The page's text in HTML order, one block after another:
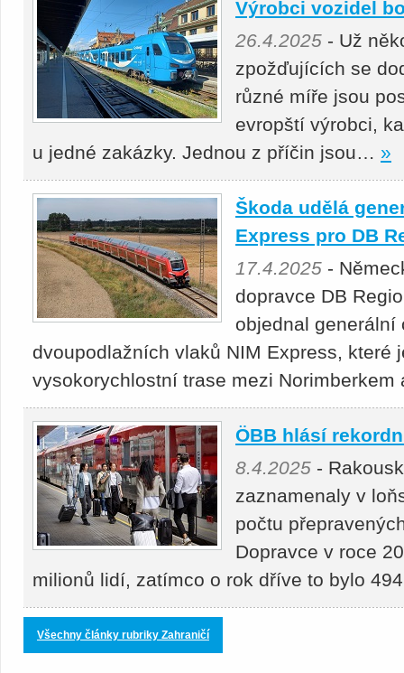
Výrobci vozidel
26.4.2025 - Už
zpožďujících se
různé míře jsou
evropští výrobci,
u jedné zakázky. Jednou z příčin jsou… »
Škoda udělá
Express pro DB
17.4.2025 -
dopravce DB
objednal generální
dvoupodlažních vlaků NIM Express, které
vysokorychlostní trase mezi
ÖBB hlásí
8.4.2025 -
zaznamenaly v
počtu
Dopravce v roce
milionů lidí, zatímco o rok dříve to bylo
Všechny články rubriky Zahraničí